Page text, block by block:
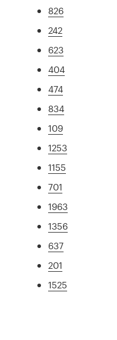
826
242
623
404
474
834
109
1253
1155
701
1963
1356
637
201
1525